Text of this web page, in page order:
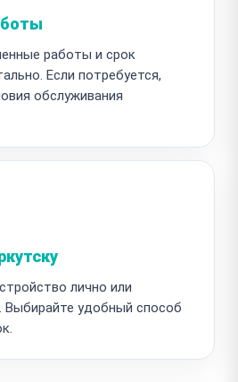
работы и срок
Если потребуется,
обслуживания
лично или
Выбирайте удобный способ